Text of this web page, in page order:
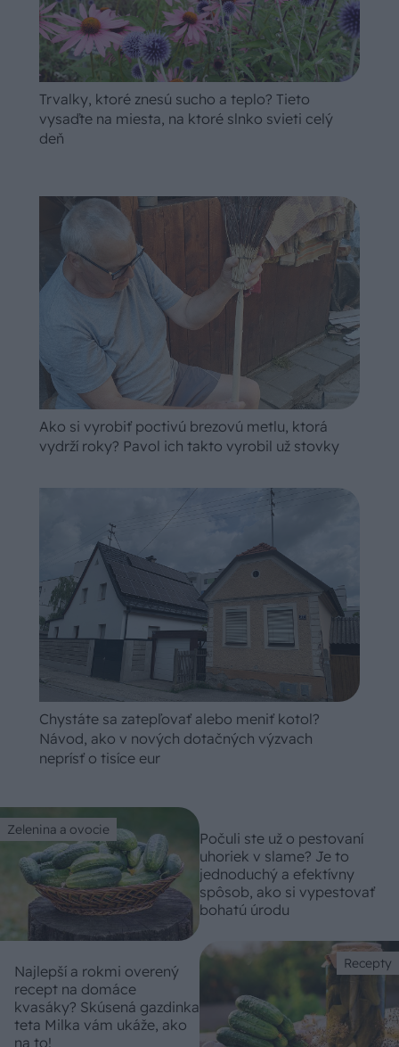
Trvalky, ktoré znesú sucho a teplo? Tieto
vysaďte na miesta, na ktoré slnko svieti celý
deň
Ako si vyrobiť poctivú brezovú metlu, ktorá
vydrží roky? Pavol ich takto vyrobil už stovky
Chystáte sa zatepľovať alebo meniť kotol?
Návod, ako v nových dotačných výzvach
neprísť o tisíce eur
Zelenina a ovocie
Počuli ste už o pestovaní
uhoriek v slame? Je to
jednoduchý a efektívny
spôsob, ako si vypestovať
bohatú úrodu
Recepty
Najlepší a rokmi overený
recept na domáce
kvasáky? Skúsená gazdinka
teta Milka vám ukáže, ako
na to!